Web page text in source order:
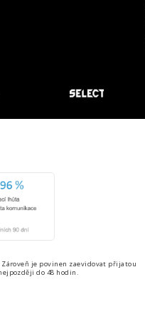
je povinen zaevidovat přijatou
do 48 hodin.